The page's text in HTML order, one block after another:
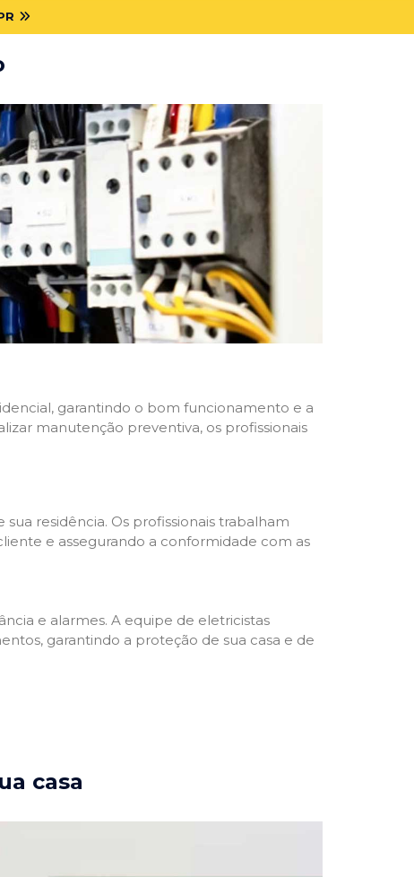
garantindo o bom funcionamento e a
manutenção preventiva, os profissionais
residência. Os profissionais trabalham
e assegurando a conformidade com as
e alarmes. A equipe de eletricistas
garantindo a proteção de sua casa e de
casa